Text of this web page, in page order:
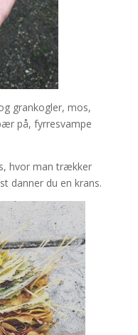
grankogler, mos,
på, fyrresvampe
hvor man trækker
danner du en krans.